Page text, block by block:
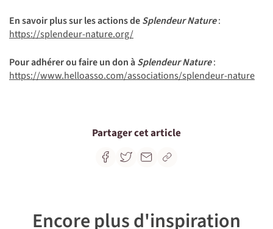
En savoir plus sur les actions deSplendeur Nature:
https://splendeur-nature.org/
Pour adhérer ou faire un don àSplendeur Nature:
https://www.helloasso.com/associations/splendeur-nature
Partager cet article
Encore plus d'inspiration